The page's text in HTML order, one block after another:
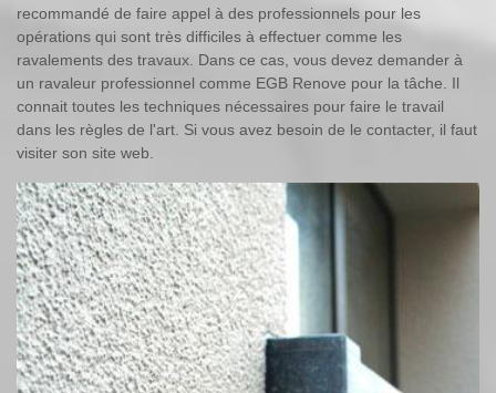
recommandé de faire appel à des professionnels pour les
opérations qui sont très difficiles à effectuer comme les
ravalements des travaux. Dans ce cas, vous devez demander à
un ravaleur professionnel comme EGB Renove pour la tâche. Il
connait toutes les techniques nécessaires pour faire le travail
dans les règles de l'art. Si vous avez besoin de le contacter, il faut
visiter son site web.